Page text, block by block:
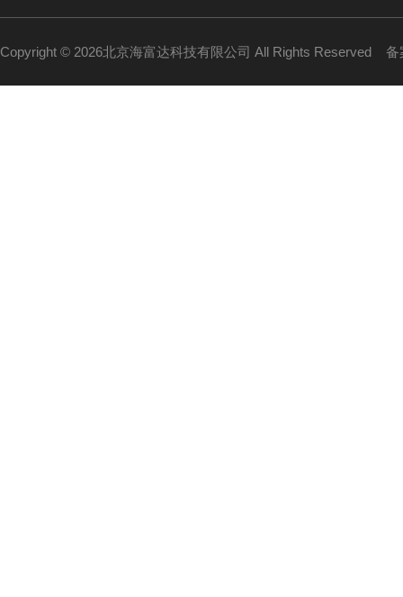
Copyright © 2026北京海富达科技有限公司 All Rights Reserved 备